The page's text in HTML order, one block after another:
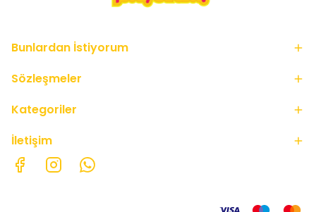
Bunlardan İstiyorum
Sözleşmeler
Kategoriler
İletişim